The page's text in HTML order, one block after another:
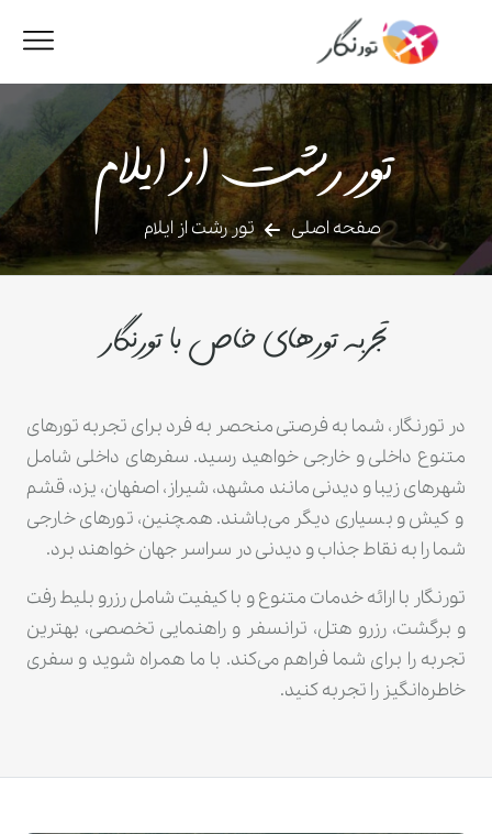
تور رشت از ایلام
صفحه اصلی تور رشت از ایلام
تجربه تورهای خاص با تورنگار
در تورنگار، شما به فرصتی منحصر به فرد برای تجربه تورهای
متنوع داخلی و خارجی خواهید رسید. سفرهای داخلی شامل
شهرهای زیبا و دیدنی مانند مشهد، شیراز، اصفهان، یزد، قشم
و کیش و بسیاری دیگر می‌باشند. همچنین، تورهای خارجی
شما را به نقاط جذاب و دیدنی در سراسر جهان خواهند برد.
تورنگار با ارائه خدمات متنوع و با کیفیت شامل رزرو بلیط رفت
و برگشت، رزرو هتل، ترانسفر و راهنمایی تخصصی، بهترین
تجربه را برای شما فراهم می‌کند. با ما همراه شوید و سفری
خاطره‌انگیز را تجربه کنید.